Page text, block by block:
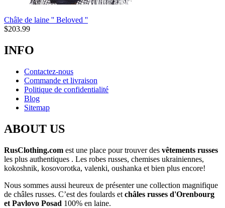
Châle de laine '' Beloved ''
$203.99
INFO
Contactez-nous
Commande et livraison
Politique de confidentialité
Blog
Sitemap
ABOUT US
RusClothing.com est une place pour trouver des vêtements russes
les plus authentiques . Les robes russes, chemises ukrainiennes,
kokoshnik, kosovorotka, valenki, oushanka et bien plus encore!
Nous sommes aussi heureux de présenter une collection magnifique
de châles russes. C’est des foulards et châles russes d'Orenbourg
et Pavlovo Posad 100% en laine.